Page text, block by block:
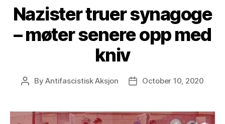
Nazister truer synagoge
– møter senere opp med
kniv
PostByAntifascistisk Aksjon
PostOctober 10, 2020